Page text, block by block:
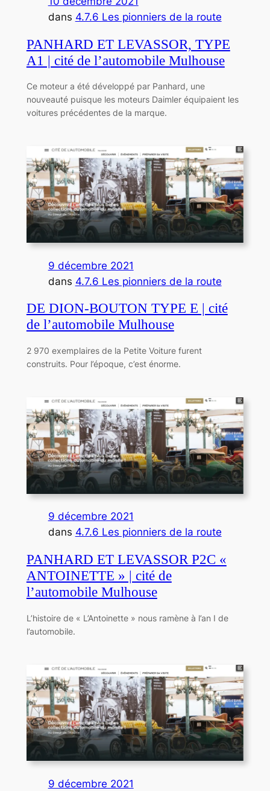
dans 4.7.6 Les pionniers de la route
PANHARD ET LEVASSOR, TYPE
A1 | cité de l’automobile Mulhouse
Ce moteur a été développé par Panhard, une
nouveauté puisque les moteurs Daimler équipaient les
voitures précédentes de la marque.
9 décembre 2021
dans 4.7.6 Les pionniers de la route
DE DION-BOUTON TYPE E | cité
de l’automobile Mulhouse
2 970 exemplaires de la Petite Voiture furent
construits. Pour l’époque, c’est énorme.
9 décembre 2021
dans 4.7.6 Les pionniers de la route
PANHARD ET LEVASSOR P2C «
ANTOINETTE » | cité de
l’automobile Mulhouse
L’histoire de « L’Antoinette » nous ramène à l’an I de
l’automobile.
9 décembre 2021